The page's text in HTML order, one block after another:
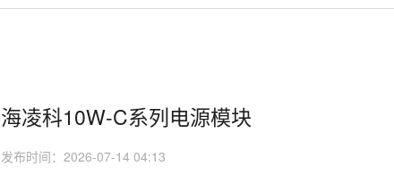
海凌科10W-C系列电源模块
发布时间：2026-07-14 04:13